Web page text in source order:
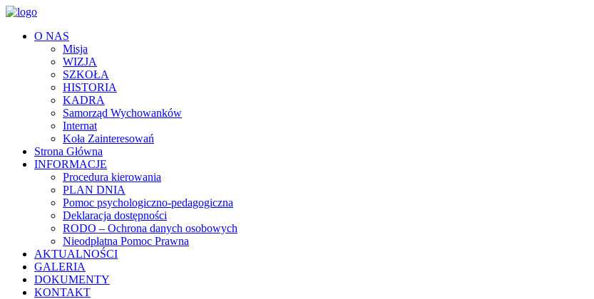
O NAS
Misja
WIZJA
SZKOŁA
HISTORIA
KADRA
Samorząd Wychowanków
Internat
Koła Zainteresowań
Strona Główna
INFORMACJE
Procedura kierowania
PLAN DNIA
Pomoc psychologiczno-pedagogiczna
Deklaracja dostępności
RODO – Ochrona danych osobowych
Nieodpłatna Pomoc Prawna
AKTUALNOŚCI
GALERIA
DOKUMENTY
KONTAKT